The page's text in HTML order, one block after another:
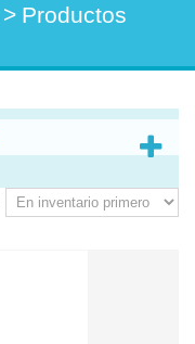
> Productos